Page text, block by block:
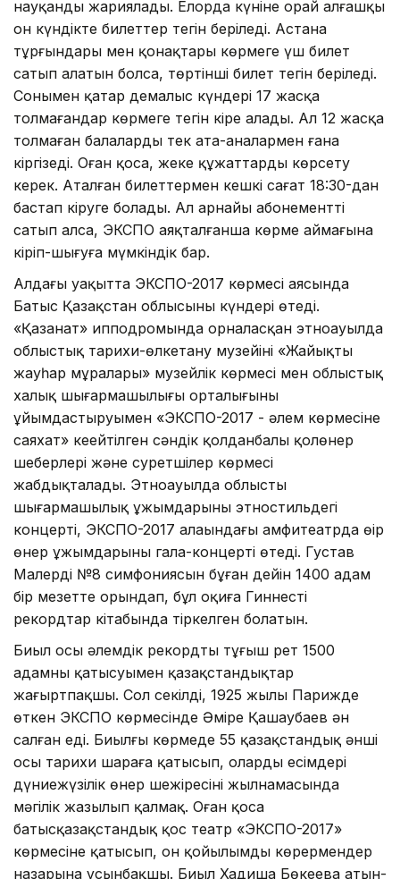
науқанды жариялады. Елорда күніне орай алғашқы
он күндікте билеттер тегін беріледі. Астана
тұрғындары мен қонақтары көрмеге үш билет
сатып алатын болса, төртінші билет тегін беріледі.
Сонымен қатар демалыс күндері 17 жасқа
толмағандар көрмеге тегін кіре алады. Ал 12 жасқа
толмаған балаларды тек ата-аналармен ғана
кіргізеді. Оған қоса, жеке құжаттарды көрсету
керек. Аталған билеттермен кешкі сағат 18:30-дан
бастап кіруге болады. Ал арнайы абонементті
сатып алса, ЭКСПО аяқталғанша көрме аймағына
кіріп-шығуға мүмкіндік бар.
Алдағы уақытта ЭКСПО-2017 көрмесі аясында
Батыс Қазақстан облысының күндері өтеді.
«Қазанат» ипподромында орналасқан этноауылда
облыстық тарихи-өлкетану музейінің «Жайықтың
жауһар мұралары» музейлік көрмесі мен облыстық
халық шығармашы­лы­ғы орталығының
ұйымдастыруымен «ЭКСПО-2017 - әлем көрмесіне
саяхат» кеңейтіл­ген сәндік қолданбалы қолөнер
шеберлері және суретшілер көрмесі
жабдықталады. Этноауылда облыстың
шығармашылық ұжым­дарының этностильдегі
концерті, ЭКСПО-2017 алаңындағы амфитеатрда өңір
өнер ұжымдарының гала-концерті өтеді. Густав
Малердің №8 симфониясын бұған дейін 1400 адам
бір мезетте орындап, бұл оқиға Гиннес­тің
рекордтар кітабында тіркелген болатын.
Биыл осы әлемдік рекордты тұңғыш рет 1500
адамның қатысуымен қазақстандықтар
жаңғыртпақшы. Сол секілді, 1925 жылы Парижде
өткен ЭКСПО көрмесінде Әміре Қашаубаев ән
салған еді. Биылғы көрмеде 55 қазақстандық әнші
осы тарихи шараға қатысып, олардың есімдері
дүниежүзілік өнер шежіресінің жылнамасында
мәңгілік жазылып қалмақ. Оған қоса
батысқазақстандық қос театр «ЭКСПО-2017»
көрмесіне қа­тысып, он қойылымды көрермендер
назарына ұсынбақшы. Биыл Хадиша Бөкеева атын­